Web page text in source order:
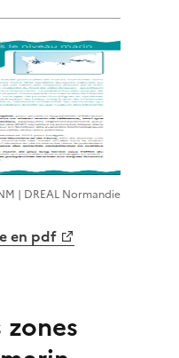
| DREAL Normandie
en pdf